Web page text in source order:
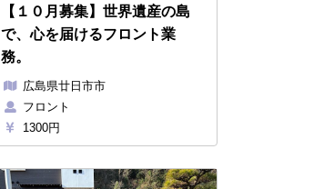
【１０月募集】世界遺産の島
で、心を届けるフロント業
務。
広島県廿日市市
フロント
1300円